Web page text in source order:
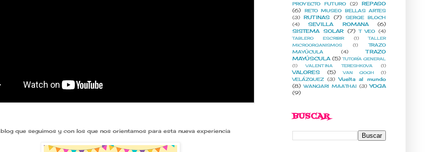
que seguimos y con los que nos orientamos para esta nueva experiencia
PROYECTO FUTURO (2)
REPASO
(6)
RETO MUSEO BELLAS ARTES
(3)
RUTINAS (7)
SERGE BLOCH
(4)
SEVILLA ROMANA
(6)
SISTEMA SOLAR
(7) T VEO (4)
TABLERO ESCRIBIR (1)
TALLER
MICROORGANISMOS
(1)
TRAZO
MAYÚCULA
(4)
TRAZO
MAYÚSCULA (5) TUTORÍA GENERAL
(1)
VALENTINA TERESHKOVA (1)
VALORES (5) VAN GOGH (1)
VELÁZQUEZ (3)
Vuelta al mundo
(8) WANGARI MAATHAI (3) YOGA
(9)
BUSCAR